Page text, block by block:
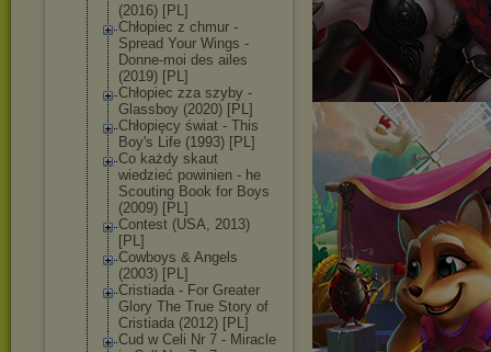
(2016) [PL]
Chłopiec z chmur -
Spread Your Wings -
Donne-moi des ailes
(2019) [PL]
Chłopiec zza szyby -
Glassboy (2020) [PL]
Chłopięcy świat - This
Boy's Life (1993) [PL]
Co każdy skaut
wiedzieć powinien - he
Scouting Book for Boys
(2009) [PL]
Contest (USA, 2013)
[PL]
Cowboys & Angels
(2003) [PL]
Cristiada - For Greater
Glory The True Story of
Cristiada (2012) [PL]
Cud w Celi Nr 7 - Miracle